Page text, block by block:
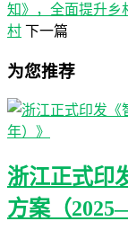
知》，全面提升乡
村 下一篇
为您推荐
浙江正式印
方案（